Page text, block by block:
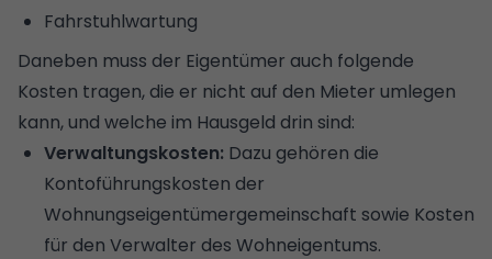
Fahrstuhlwartung
Daneben muss der Eigentümer auch folgende
Kosten tragen, die er nicht auf den Mieter umlegen
kann, und welche im Hausgeld drin sind:
Verwaltungskosten: Dazu gehören die
Kontoführungskosten der
Wohnungseigentümergemeinschaft sowie Kosten
für den Verwalter des Wohneigentums.